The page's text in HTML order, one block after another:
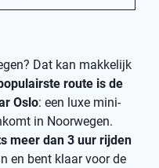
Dat kan makkelijk
route is de
Oslo: een luxe mini-
in Noorwegen.
meer dan 3 uur rijden
en bent klaar voor de